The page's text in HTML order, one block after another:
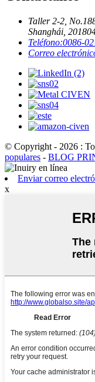
Taller 2-2,
Shanghái,
Teléfono:0086-
Correo
© Copyright - 2026 :
populares - BLOG
Enviar correo
x